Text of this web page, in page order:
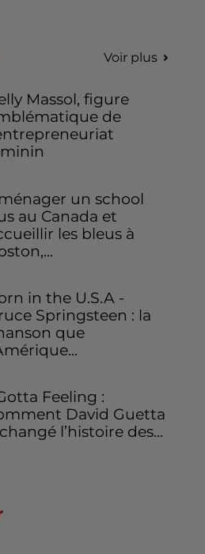
Voir plus
Massol, figure
de
un school
au Canada et
les bleus à
in the U.S.A -
Springsteen : la
que
Feeling :
David Guetta
l’histoire des...